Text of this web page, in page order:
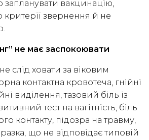
запланувати вакцинацію,
звернення й не
не має заспокоювати
слід ховати за віковим
контактна кровотеча, гнійні
виділення, тазовий біль із
тест на вагітність, біль
контакту, підозра на травму,
що не відповідає типовій